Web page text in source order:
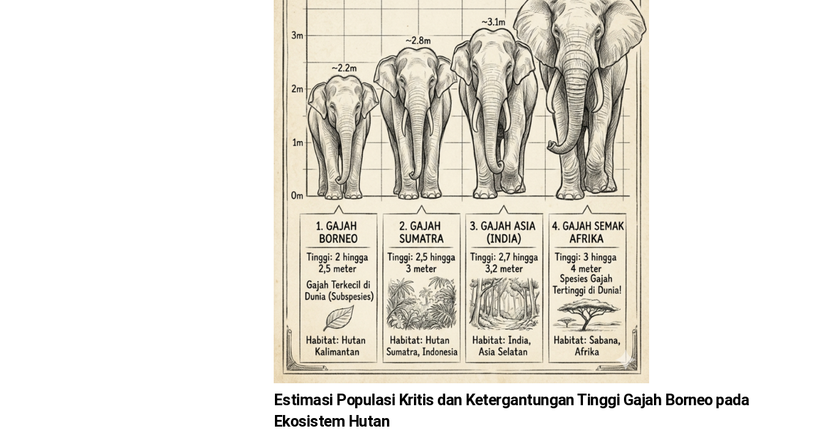
Estimasi Populasi Kritis dan Ketergantungan Tinggi Gajah Borneo pada
Ekosistem Hutan